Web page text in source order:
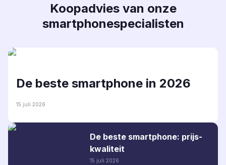
Koopadvies van onze
smartphonespecialisten
De beste smartphone in 2026
15 juli 2026
De beste smartphone: prijs-
kwaliteit
15 juli 2026